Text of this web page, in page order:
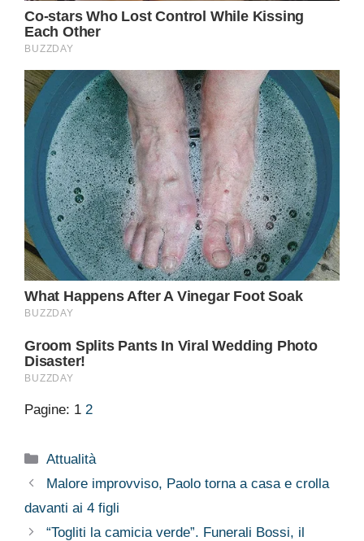
Pagine: 1 2
Categorie
Attualità
Malore improvviso, Paolo torna a casa e crolla
davanti ai 4 figli
“Togliti la camicia verde”. Funerali Bossi, il